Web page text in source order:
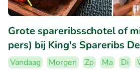
Grote spareribsschotel of
pers) bij King's Spareribs
Vandaag Morgen Zo Ma Di